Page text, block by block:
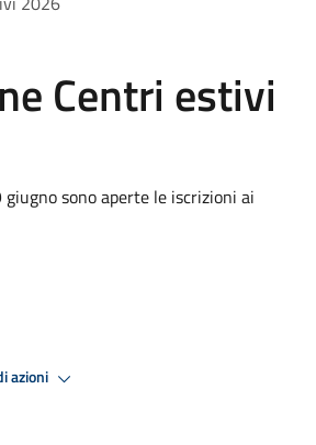
Centri estivi
giugno sono aperte le iscrizioni ai
azioni